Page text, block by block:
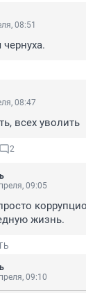
08:51
08:47
всех уволить
2
09:05
жизнь.
09:10